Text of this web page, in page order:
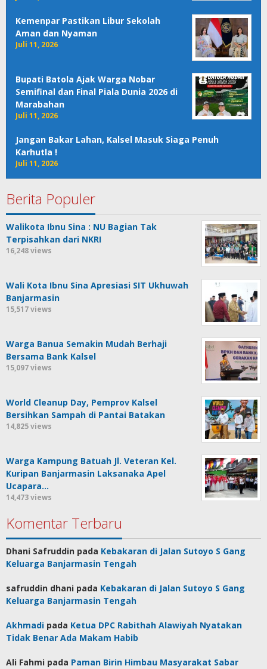
Kemenpar Pastikan Libur Sekolah
Aman dan Nyaman
Juli 11, 2026
Bupati Batola Ajak Warga Nobar
Semifinal dan Final Piala Dunia 2026 di
Marabahan
Juli 11, 2026
Jangan Bakar Lahan, Kalsel Masuk Siaga Penuh
Karhutla !
Juli 11, 2026
Berita Populer
Walikota Ibnu Sina : NU Bagian Tak
Terpisahkan dari NKRI
16,248 views
Wali Kota Ibnu Sina Apresiasi SIT Ukhuwah
Banjarmasin
15,517 views
Warga Banua Semakin Mudah Berhaji
Bersama Bank Kalsel
15,097 views
World Cleanup Day, Pemprov Kalsel
Bersihkan Sampah di Pantai Batakan
14,825 views
Warga Kampung Batuah Jl. Veteran Kel.
Kuripan Banjarmasin Laksanaka Apel
Ucapara…
14,473 views
Komentar Terbaru
Dhani Safruddin pada Kebakaran di Jalan Sutoyo S Gang
Keluarga Banjarmasin Tengah
safruddin dhani pada Kebakaran di Jalan Sutoyo S Gang
Keluarga Banjarmasin Tengah
Akhmadi pada Ketua DPC Rabithah Alawiyah Nyatakan
Tidak Benar Ada Makam Habib
Ali Fahmi pada Paman Birin Himbau Masyarakat Sabar